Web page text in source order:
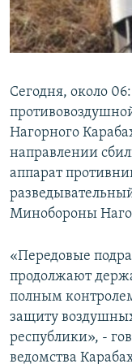
Հայերեն
English
Русский
Все сайты
Сегодня, около
Нагорного
направлении
аппарат
Минобороны
«Передовые
продолжают
полным
защиту
республики», -
ведомства